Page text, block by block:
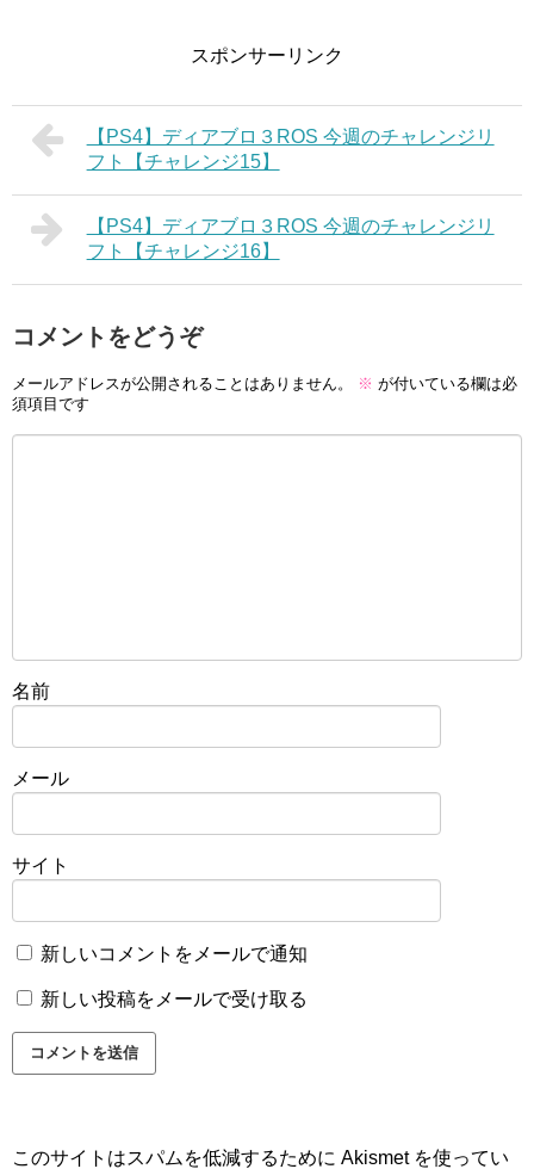
スポンサーリンク
【PS4】ディアブロ３ROS 今週のチャレンジリ
フト【チャレンジ15】
【PS4】ディアブロ３ROS 今週のチャレンジリ
フト【チャレンジ16】
コメントをどうぞ
メールアドレスが公開されることはありません。 ※ が付いている欄は必
須項目です
名前
メール
サイト
新しいコメントをメールで通知
新しい投稿をメールで受け取る
このサイトはスパムを低減するために Akismet を使ってい